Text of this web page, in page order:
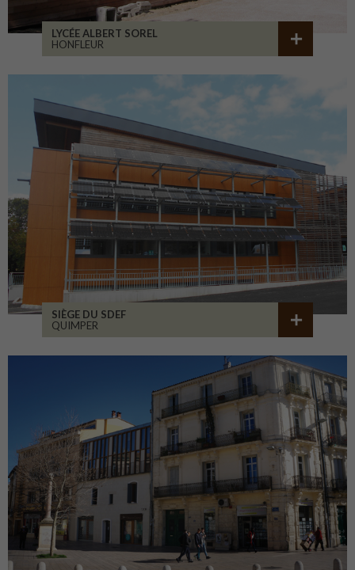
LYCÉE ALBERT SOREL
HONFLEUR
SIÈGE DU SDEF
QUIMPER